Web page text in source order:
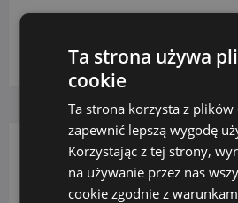
OSTATNIE
Ta strona używa
cookie
Ta strona korzysta z plików
zapewnić lepszą wygodę
Korzystając z tej strony,
na używanie przez nas
cookie zgodnie z